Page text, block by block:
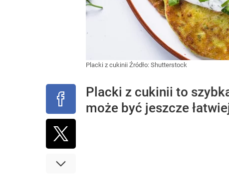
Placki z cukinii Źródło: Shutterstock
Placki z cukinii to
może być jeszcze